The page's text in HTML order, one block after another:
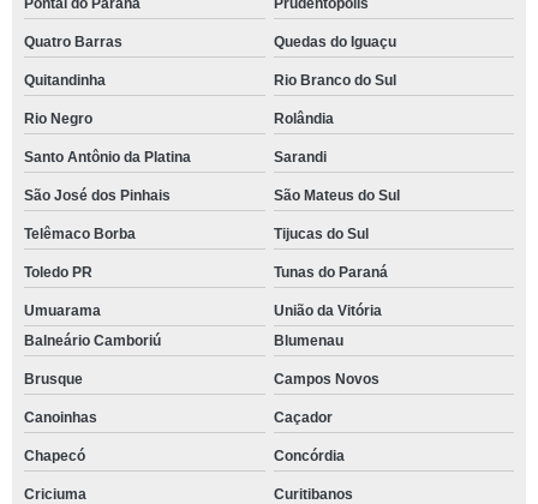
Pontal do Paraná Prudentópolis
Quatro Barras Quedas do Iguaçu
Quitandinha Rio Branco do Sul
Rio Negro Rolândia
Santo Antônio da Platina Sarandi
São José dos Pinhais São Mateus do Sul
Telêmaco Borba Tijucas do Sul
Toledo PR Tunas do Paraná
Umuarama
União da Vitória
Balneário Camboriú
Blumenau
Brusque Campos Novos
Canoinhas Caçador
Chapecó Concórdia
Criciuma Curitibanos